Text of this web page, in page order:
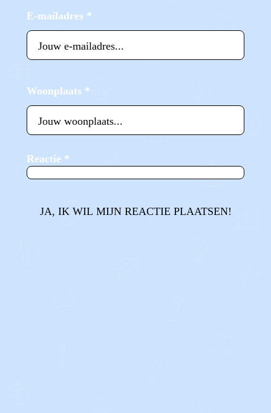
E-mailadres *
Woonplaats *
Reactie *
JA, IK WIL MIJN REACTIE PLAATSEN!